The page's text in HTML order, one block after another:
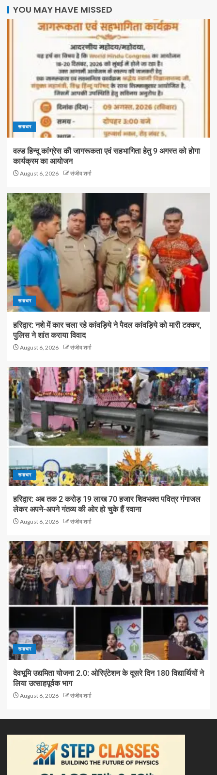
YOU MAY HAVE MISSED
समाचार
वल्ड हिन्दू कांग्रेस की जागरूकता एवं सहभागिता हेतु 9 अगस्त को होगा
कार्यक्रम का आयोजन
August 6, 2026 संजीव शर्मा
समाचार
हरिद्वार: नशे में कार चला रहे कांवड़िये ने पैदल कांवड़िये को मारी टक्कर,
पुलिस ने शांत कराया विवाद
August 6, 2026 संजीव शर्मा
समाचार
हरिद्वार: अब तक 2 करोड़ 19 लाख 70 हजार शिवभक्त पवित्र गंगाजल
लेकर अपने-अपने गंतव्य की ओर हो चुके हैं रवाना
August 6, 2026 संजीव शर्मा
समाचार
देवभूमि उद्यमिता योजना 2.0: ओरिएंटेशन के दूसरे दिन 180 विद्यार्थियों ने
लिया उत्साहपूर्वक भाग
August 6, 2026 संजीव शर्मा